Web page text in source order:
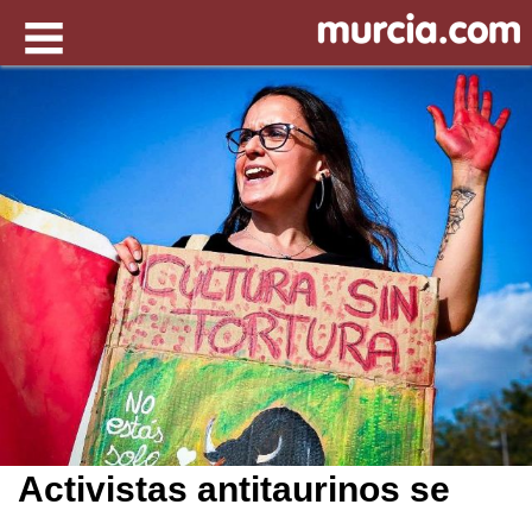
Activistas antitaurinos se